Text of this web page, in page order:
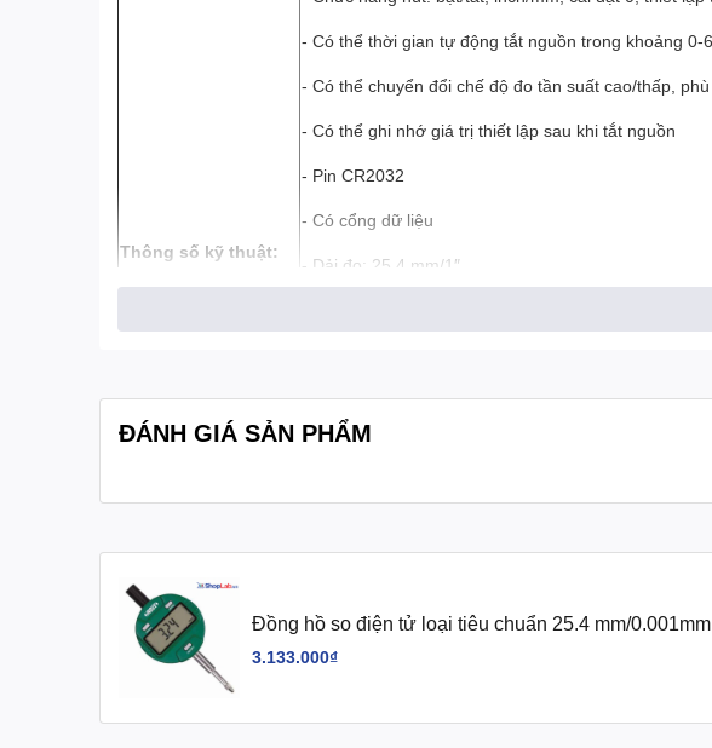
Thông số kỹ thuật:
- Có thể thời gian tự động tắt nguồn trong khoảng 0-
- Có thể chuyển đổi chế độ đo tần suất cao/thấp,
- Có thể ghi nhớ giá trị thiết lập sau khi tắt nguồn
- Pin CR2032
- Có cổng dữ liệu
- Dải đo: 25.4 mm/1″
- Độ phân giải: 0.001 mm/0.00005″
- Lực đo tối đa: 2.2 N
ĐÁNH GIÁ SẢN PHẨM
Đồng hồ so điện tử loại tiêu chuẩn 25.4 mm/
3.133.000₫